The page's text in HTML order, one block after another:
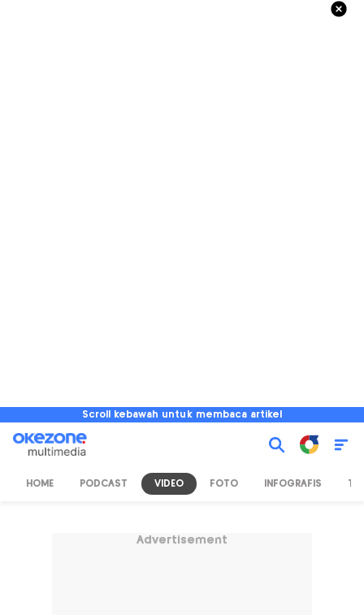
Scroll kebawah untuk membaca artikel
HOME PODCAST VIDEO FOTO INFOGRAFIS TV
Advertisement